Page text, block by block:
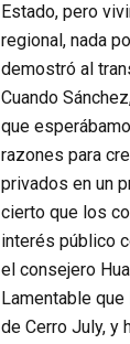
Estado, pero
regional, nada
demostró al
Cuando
que
razones para
privados en un
cierto que los
interés público
el consejero
Lamentable
de Cerro July, y